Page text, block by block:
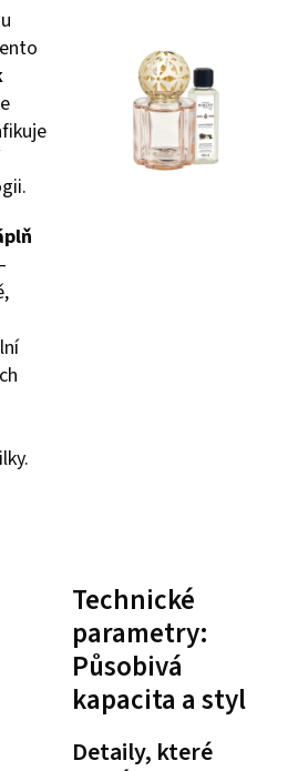
Technické
parametry:
Působivá
kapacita a styl
Detaily, které